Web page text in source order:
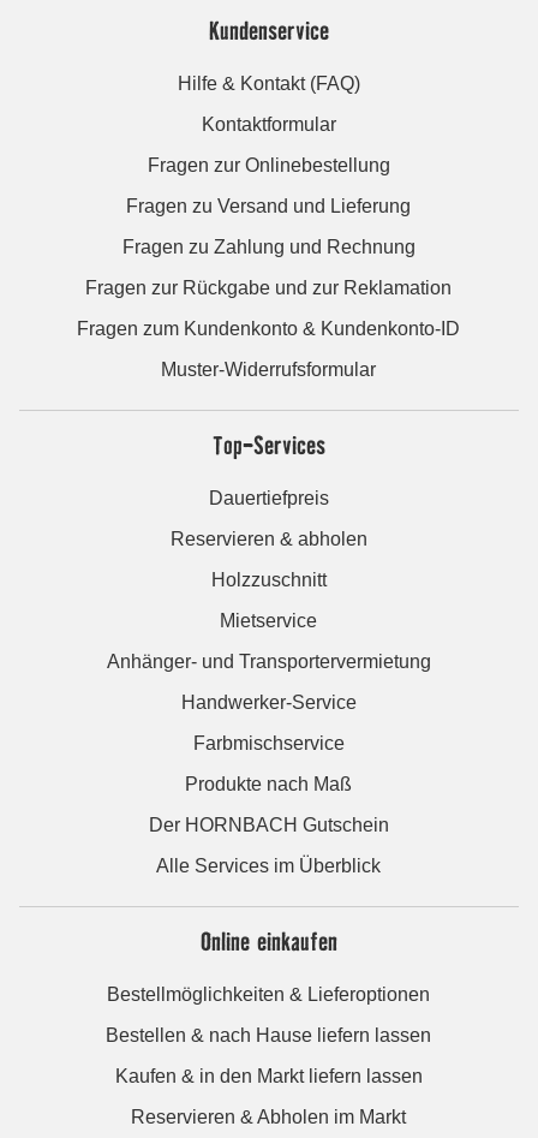
Kundenservice
Hilfe & Kontakt (FAQ)
Kontaktformular
Fragen zur Onlinebestellung
Fragen zu Versand und Lieferung
Fragen zu Zahlung und Rechnung
Fragen zur Rückgabe und zur Reklamation
Fragen zum Kundenkonto & Kundenkonto-ID
Muster-Widerrufsformular
Top-Services
Dauertiefpreis
Reservieren & abholen
Holzzuschnitt
Mietservice
Anhänger- und Transportervermietung
Handwerker-Service
Farbmischservice
Produkte nach Maß
Der HORNBACH Gutschein
Alle Services im Überblick
Online einkaufen
Bestellmöglichkeiten & Lieferoptionen
Bestellen & nach Hause liefern lassen
Kaufen & in den Markt liefern lassen
Reservieren & Abholen im Markt